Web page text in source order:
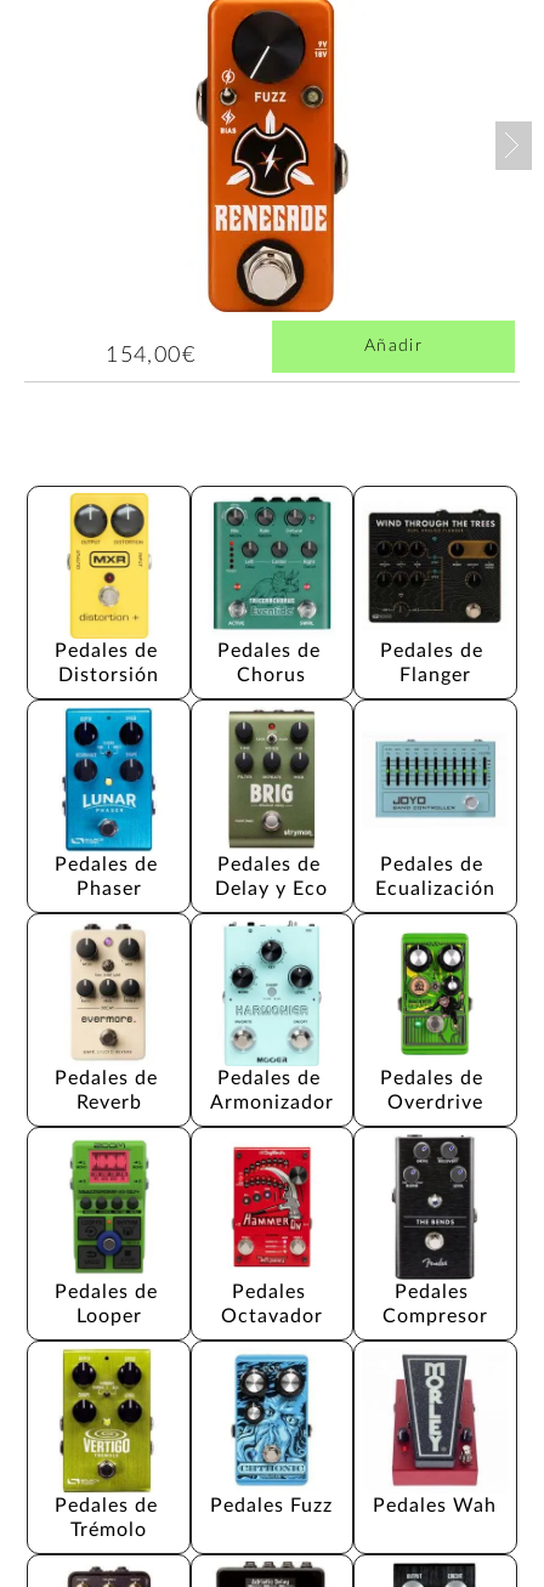
154,00€ Añadir
Pedales de
Distorsión
Pedales de
Chorus
Pedales de
Flanger
Pedales de
Phaser
Pedales de
Delay y Eco
Pedales de
Ecualización
Pedales de
Reverb
Pedales de
Armonizador
Pedales de
Overdrive
Pedales de
Looper
Pedales
Octavador
Pedales
Compresor
Pedales de
Trémolo
Pedales Fuzz Pedales Wah